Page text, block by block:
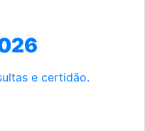
e certidão.